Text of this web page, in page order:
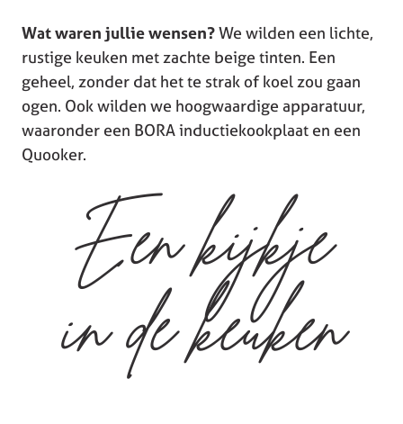
Wat waren jullie wensen?We wilden een lichte,
rustige keuken met zachte beige tinten. Een
geheel, zonder dat het te strak of koel zou gaan
ogen. Ook wilden we hoogwaardige apparatuur,
waaronder een BORA inductiekookplaat en een
Quooker.
Een kijkje
in de keuken